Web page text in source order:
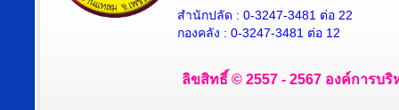
สำนักปลัด : 0-3247-3481 ต่อ 22
กองคลัง : 0-3247-3481 ต่อ 12
ลิขสิทธิ์ © 2557 - 2567 องค์การบ